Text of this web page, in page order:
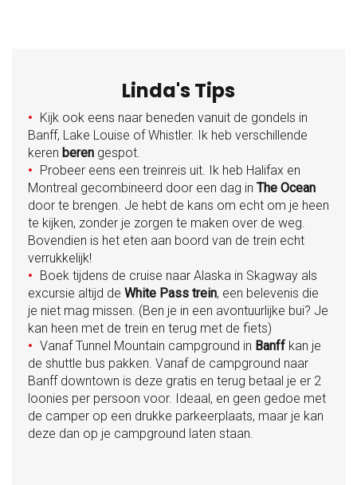
Linda's Tips
●
Kijk ook eens naar beneden vanuit de gondels in
Banff, Lake Louise of Whistler. Ik heb verschillende
keren beren gespot.
●
Probeer eens een treinreis uit. Ik heb Halifax en
Montreal gecombineerd door een dag in The Ocean
door te brengen. Je hebt de kans om echt om je heen
te kijken, zonder je zorgen te maken over de weg.
Bovendien is het eten aan boord van de trein echt
verrukkelijk!
●
Boek tijdens de cruise naar Alaska in Skagway als
excursie altijd de White Pass trein, een belevenis die
je niet mag missen. (Ben je in een avontuurlijke bui? Je
kan heen met de trein en terug met de fiets)
● Vanaf Tunnel Mountain campground in Banff kan je
de shuttle bus pakken. Vanaf de campground naar
Banff downtown is deze gratis en terug betaal je er 2
loonies per persoon voor. Ideaal, en geen gedoe met
de camper op een drukke parkeerplaats, maar je kan
deze dan op je campground laten staan.